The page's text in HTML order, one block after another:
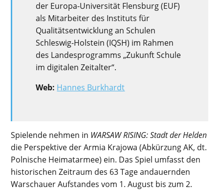
der Europa-Universität Flensburg (EUF)
als Mitarbeiter des Instituts für
Qualitätsentwicklung an Schulen
Schleswig-Holstein (IQSH) im Rahmen
des Landesprogramms „Zukunft Schule
im digitalen Zeitalter“.
Web: Hannes Burkhardt
Spielende nehmen in WARSAW RISING: Stadt der Helden
die Perspektive der Armia Krajowa (Abkürzung AK, dt.
Polnische Heimatarmee) ein. Das Spiel umfasst den
historischen Zeitraum des 63 Tage andauernden
Warschauer Aufstandes vom 1. August bis zum 2.